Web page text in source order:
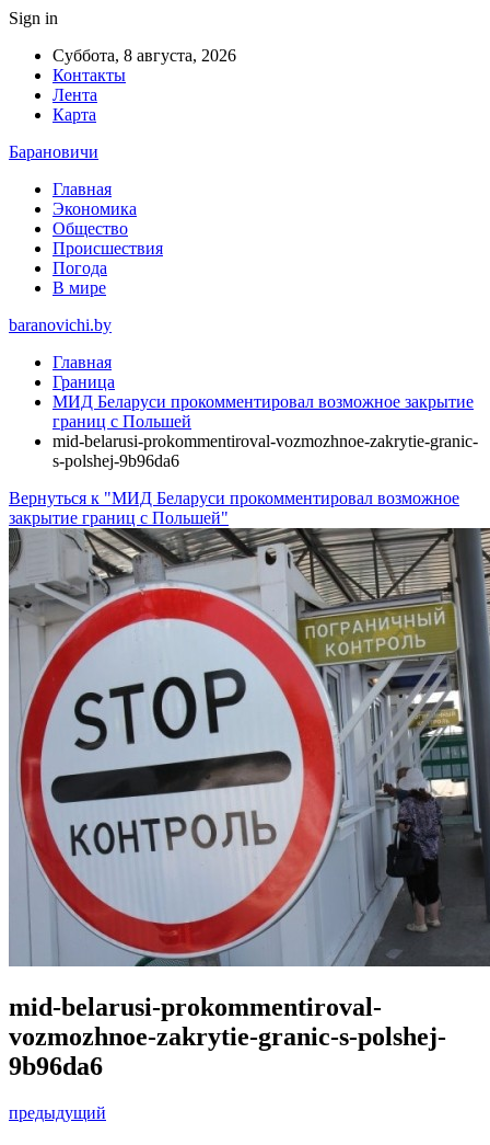
Sign in
Суббота, 8 августа, 2026
Контакты
Лента
Карта
Барановичи
Главная
Экономика
Общество
Происшествия
Погода
В мире
baranovichi.by
Главная
Граница
МИД Беларуси прокомментировал возможное закрытие
границ с Польшей
mid-belarusi-prokommentiroval-vozmozhnoe-zakrytie-granic-
s-polshej-9b96da6
Вернуться к "МИД Беларуси прокомментировал возможное
закрытие границ с Польшей"
mid-belarusi-prokommentiroval-
vozmozhnoe-zakrytie-granic-s-polshej-
9b96da6
предыдущий